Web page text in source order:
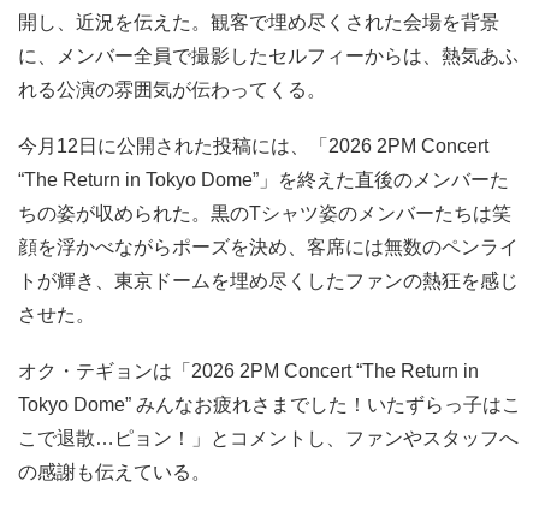
開し、近況を伝えた。観客で埋め尽くされた会場を背景
に、メンバー全員で撮影したセルフィーからは、熱気あふ
れる公演の雰囲気が伝わってくる。
今月12日に公開された投稿には、「2026 2PM Concert
“The Return in Tokyo Dome”」を終えた直後のメンバーた
ちの姿が収められた。黒のTシャツ姿のメンバーたちは笑
顔を浮かべながらポーズを決め、客席には無数のペンライ
トが輝き、東京ドームを埋め尽くしたファンの熱狂を感じ
させた。
オク・テギョンは「2026 2PM Concert “The Return in
Tokyo Dome” みんなお疲れさまでした！いたずらっ子はこ
こで退散…ピョン！」とコメントし、ファンやスタッフへ
の感謝も伝えている。